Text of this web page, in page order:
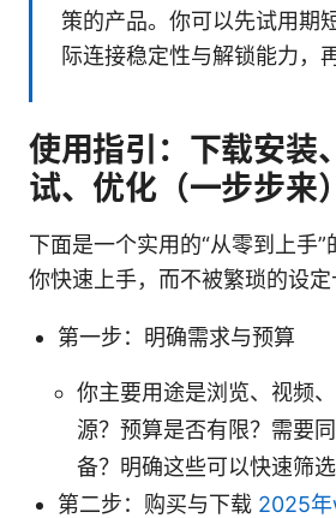
策的产品。你可以先试用期
际连接稳定性与解锁能力，
使用指引：下载安装
试、优化（一步步来）
下面是一个实用的“从零到上手
你快速上手，而不被繁琐的设定
第一步：明确需求与预算
你主要用途是浏览、视频
源？预算是否有限？需要
备？明确这些可以快速筛选
第二步：购买与下载 2025年